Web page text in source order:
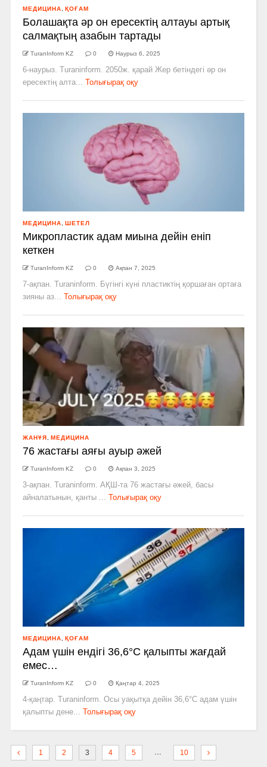
МЕДИЦИНА ҚОҒАМ
Болашақта әр он ересектің алтауы артық
салмақтың азабын тартады
TuranInform KZ 0 Наурыз 6, 2025
6-наурыз. Turaninform. 2050ж. қарай Жер бетіндегі әр он
ересектің алта...
Толығырақ оқу
МЕДИЦИНА ШЕТЕЛ
Микропластик адам миына дейін еніп
кеткен
TuranInform KZ 0 Ақпан 7, 2025
7-ақпан. Turaninform. Бүгінгі күні пластиктің қоршаған ортаға
зияны аз...
Толығырақ оқу
ЖАНҰЯ МЕДИЦИНА
76 жастағы аяғы ауыр әжей
TuranInform KZ 0 Ақпан 3, 2025
3-ақпан. Turaninform. АҚШ-та 76 жастағы әжей, басы
айналатынын, қанты ...
Толығырақ оқу
МЕДИЦИНА ҚОҒАМ
Адам үшін ендігі 36,6°C қалыпты жағдай
емес…
TuranInform KZ 0 Қаңтар 4, 2025
4-қаңтар. Turaninform. Осы уақытқа дейін 36,6°C адам үшін
қалыпты дене...
Толығырақ оқу
1 2 3 4 5 10